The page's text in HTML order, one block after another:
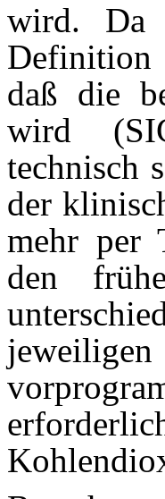
wird. Da
Definition
daß die
wird
technisch
der
mehr per
den